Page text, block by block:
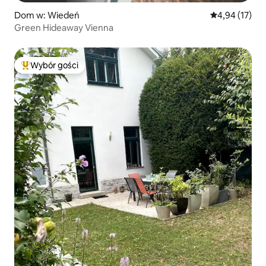
Dom w: Wiedeń Średnia
4,94 (17)
Green Hideaway Vienna
Najpopularniejsze z kategorii Wybór gości
Wybór gości